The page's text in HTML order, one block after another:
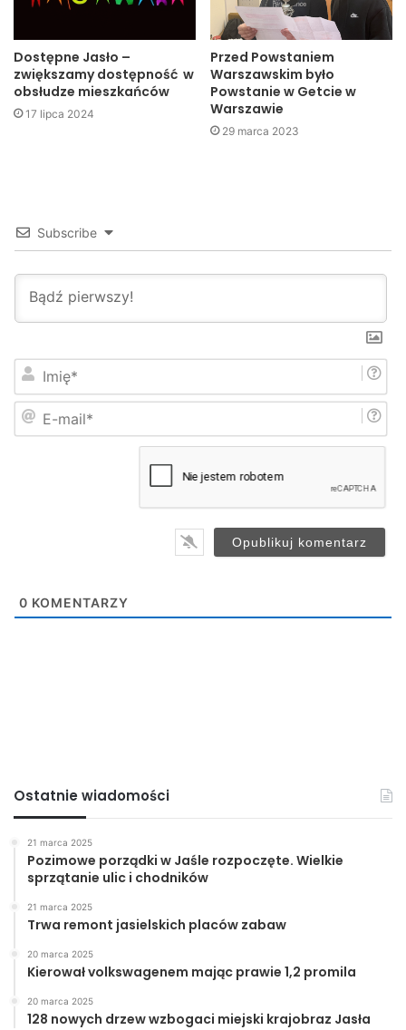
Informację o zdarzeniu otrzymaliśmy od naszego
Czytelnika. Jeśli w Twojej okolicy ma miejsce jakieś
zdarzenie – poinformuj nas: janas@jaslonet.pl lub 600
373 434.
wypadek wypadki
Dostępne Jasło –
zwiększamy dostępność w
obsłudze mieszkańców
17 lipca 2024
Przed Powstaniem
Warszawskim było
Powstanie w Getcie w
Warszawie
29 marca 2023
Subscribe
i
m
0 KOMENTARZY
Ostatnie wiadomości
21 marca 2025
Pozimowe porządki w Jaśle rozpoczęte. Wielkie
sprzątanie ulic i chodników
21 marca 2025
Trwa remont jasielskich placów zabaw
20 marca 2025
Kierował volkswagenem mając prawie 1,2 promila
20 marca 2025
128 nowych drzew wzbogaci miejski krajobraz Jasła